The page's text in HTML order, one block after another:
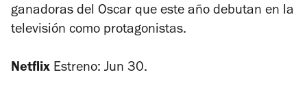
ganadoras del Oscar que este año debutan en la
televisión como protagonistas.
Netflix Estreno: Jun 30.